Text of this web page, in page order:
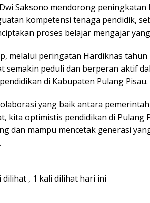
Saksono mendorong
kompetensi tenaga pendidik,
proses belajar mengajar
melalui peringatan Hardiknas tahun
semakin peduli dan berperan aktif
di Kabupaten Pulang Pisau.
yang baik antara
kita optimistis pendidikan di Pulang
dan mampu mencetak generasi
dilihat , 1 kali dilihat hari ini